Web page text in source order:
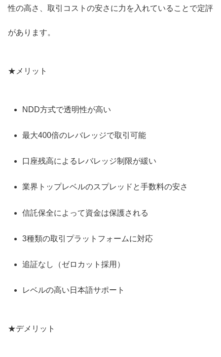
性の高さ、取引コストの安さに力を入れていることで定評
があります。
★メリット
NDD方式で透明性が高い
最大400倍のレバレッジで取引可能
口座残高によるレバレッジ制限が緩い
業界トップレベルのスプレッドと手数料の安さ
信託保全によって資金は保護される
3種類の取引プラットフォームに対応
追証なし（ゼロカット採用）
レベルの高い日本語サポート
★デメリット